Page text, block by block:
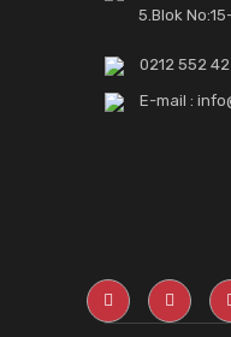
5.Blok
0212 552
E-mail :